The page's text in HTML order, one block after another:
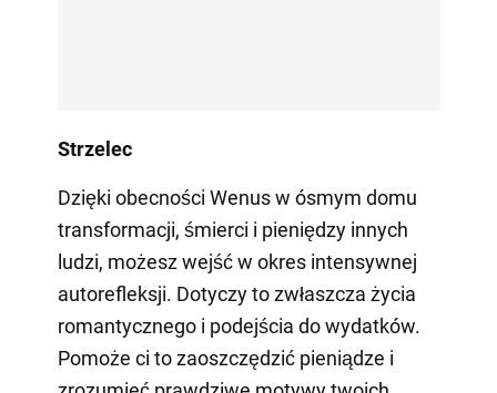
Strzelec
Dzięki obecności Wenus w ósmym domu
transformacji, śmierci i pieniędzy innych
ludzi, możesz wejść w okres intensywnej
autorefleksji. Dotyczy to zwłaszcza życia
romantycznego i podejścia do wydatków.
Pomoże ci to zaoszczędzić pieniądze i